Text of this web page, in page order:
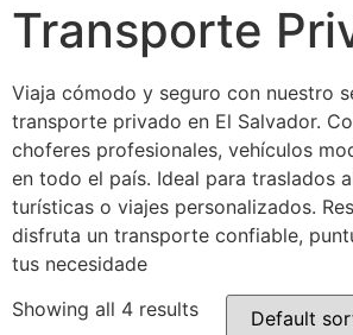
Transporte
Viaja cómodo y seguro con nuestro
transporte privado en El Salvador.
choferes profesionales, vehículos
en todo el país. Ideal para traslados
turísticas o viajes personalizados.
disfruta un transporte confiable,
tus necesidade
Showing all 4 results